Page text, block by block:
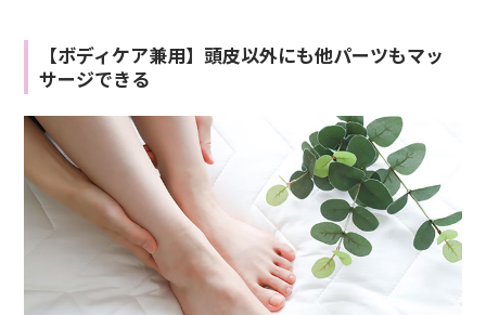
【ボディケア兼用】頭皮以外にも他パーツもマッ
サージできる